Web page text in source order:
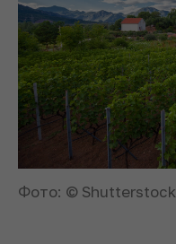
Фото: © Shutterstock